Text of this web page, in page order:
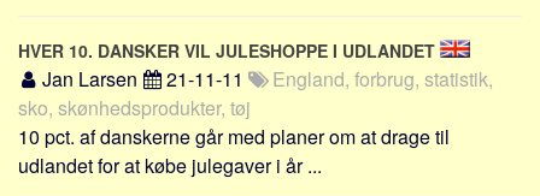
Alle
Nøgleord
Bolig
Job
Virksomhed
HVER 10. DANSKER VIL JULESHOPPE I UDLANDET
Jan Larsen 21-11-11
England, forbrug, statistik,
sko, skønhedsprodukter, tøj
10 pct. af danskerne går med planer om at drage til
udlandet for at købe julegaver i år ...